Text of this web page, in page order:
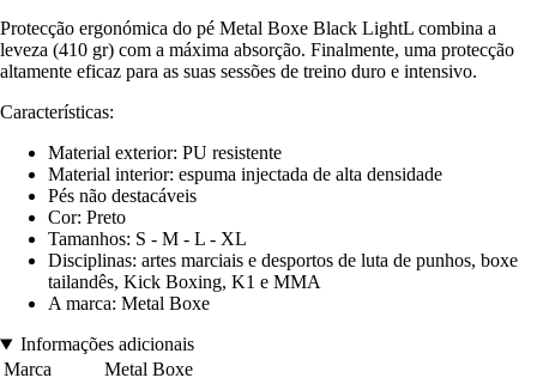
Protecção ergonómica do pé Metal Boxe Black LightL combina a
leveza (410 gr) com a máxima absorção. Finalmente, uma protecção
altamente eficaz para as suas sessões de treino duro e intensivo.
Características:
Material exterior: PU resistente
Material interior: espuma injectada de alta densidade
Pés não destacáveis
Cor: Preto
Tamanhos: S - M - L - XL
Disciplinas: artes marciais e desportos de luta de punhos, boxe
tailandês, Kick Boxing, K1 e MMA
A marca: Metal Boxe
Informações adicionais
Marca
Metal Boxe